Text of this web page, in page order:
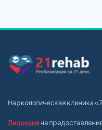
Наркологическая клиника
Лицензия на